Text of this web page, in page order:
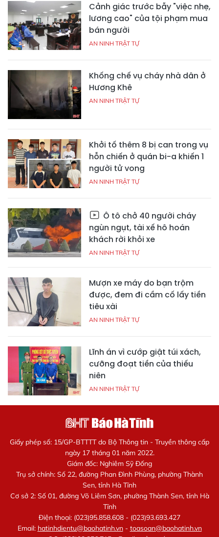
Cảnh giác trước bẫy "việc nhẹ,
lương cao" của tội phạm mua
bán người
AN NINH TRẬT TỰ
Khống chế vụ cháy nhà dân ở
Hương Khê
AN NINH TRẬT TỰ
Khởi tố thêm 8 bị can trong vụ
hỗn chiến ở quán bi-a khiến 1
người tử vong
AN NINH TRẬT TỰ
Ô tô chở 40 người cháy
ngùn ngụt, tài xế hô hoán
khách rời khỏi xe
AN NINH TRẬT TỰ
Mượn xe máy do bạn trộm
được, đem đi cầm cố lấy tiền
tiêu xài
AN NINH TRẬT TỰ
Lĩnh án vì cướp giật túi xách,
cưỡng đoạt tiền của thiếu
niên
AN NINH TRẬT TỰ
Giấy phép số: 15/GP-BTTTT do Bộ Thông tin - Truyền thông cấp
ngày 17 tháng 01 năm 2022.
Giám đốc: Nghiêm Sỹ Đống
Trụ sở chính: Số 22, đường Phan Đình Phùng, phường Thành
Sen, tỉnh Hà Tĩnh
Cơ sở 2: Số 01, đường Võ Liêm Sơn, phường Thành Sen, tỉnh Hà
Tĩnh
Điện thoại: (023)95.858.608 - (023)93.693.427
Email: hatinhdientu@baohatinh.vn- toasoan@baohatinh.vn